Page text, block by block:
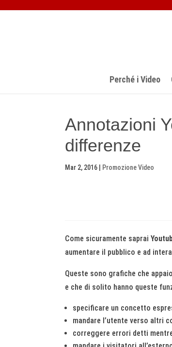
Perché i Video
Annotazioni
differenze
Mar 2, 2016 Promozione Video
Come sicuramente saprai
aumentare il pubblico e ad
Queste sono grafiche che
e che di solito hanno queste
specificare un concetto
mandare l’utente verso altri
correggere errori detti